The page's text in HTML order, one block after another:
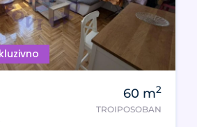
60 m2
TROIPOSOBAN